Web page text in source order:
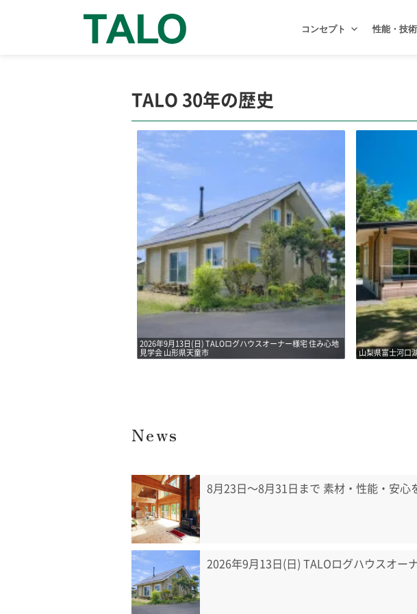
コンセプト 性能・技術
TALO 30年の歴史
山梨県富士河口湖町にTALO代理店が誕生！ 2026年夏季休業
News
8月23日〜8月31日まで 素材・性能・安心
2026年9月13日(日) TALOログハウスオー